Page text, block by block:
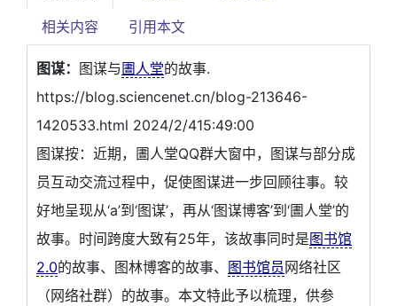
相关内容 引用本文
图谋： 图谋与圕人堂的故事.
https://blog.sciencenet.cn/blog-213646-
1420533.html 2024/2/415:49:00
图谋按：近期，圕人堂QQ群大窗中，图谋与部分成
员互动交流过程中，促使图谋进一步回顾往事。较
好地呈现从‘a’到‘图谋’，再从‘图谋博客’到‘圕人堂’的
故事。时间跨度大致有25年，该故事同时是图书馆
2.0的故事、图林博客的故事、 图书馆员网络社区
（网络社群）的故事。本文特此予以梳理，供参